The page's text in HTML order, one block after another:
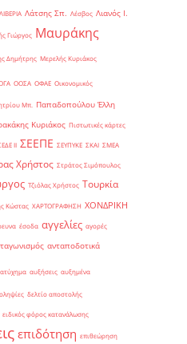
ΛΙΒΕΡΙΑ Λάτσης Σπ. Λέσβος Λιανός Ι.
Γιώργος Μαυράκης
Δημήτρης Μερελής Κυριάκος
ΟΟΣΑ ΟΦΑΕ Οικονομικός
Μπ. Παπαδοπούλου Έλλη
Κυριάκος Πιστωτικές κάρτες
ΙΙ ΣΕΕΠΕ ΣΕΥΠΥΚΕ ΣΚΑΙ ΣΜΕΑ
Χρήστος Στράτος Σιμόπουλος
Τζιόλας Χρήστος Τουρκία
Κώστας ΧΑΡΤΟΓΡΑΦΗΣΗ ΧΟΝΔΡΙΚΗ
έσοδα αγγελίες αγορές
ανταποδοτικά
ατύχημα αυξήσεις αυξημένα
δελτίο αποστολής
ειδικός φόρος κατανάλωσης
επιδότηση επιθεώρηση